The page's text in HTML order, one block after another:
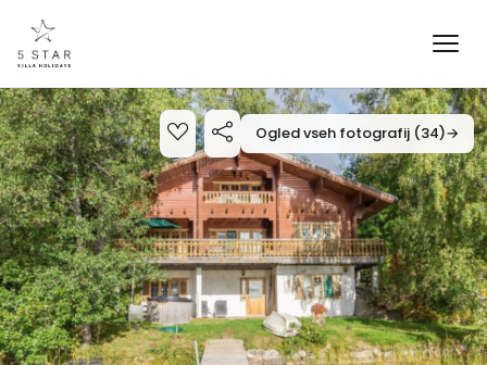
Ogled vseh fotografij (34)→